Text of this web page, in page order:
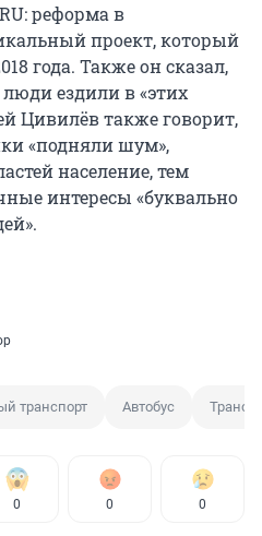
реформа в
проект, который
года. Также он сказал,
ездили в «этих
Цивилёв также говорит,
«подняли шум»,
население, тем
интересы «буквально
транспорт Автобус
0 0 0